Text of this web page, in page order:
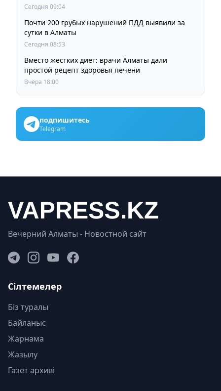
Сегодня 09:04
Почти 200 грубых нарушений ПДД выявили за
сутки в Алматы
Сегодня 08:53
Вместо жестких диет: врачи Алматы дали
Вчера 18:00
подпишитесь
Telegram
Вечерний Алматы - Новостной сайт
Сілтемелер
Біз туралы
Байланыс
Жарнама
Жазылу
Газет архиві